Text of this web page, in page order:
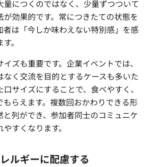
量につくのではなく、少量ずつついて
効果的です。常につきたての状態を
者は「今しか味わえない特別感」を感
。
ズも重要です。企業イベントでは、
なく交流を目的とするケースも多いた
サイズにすることで、食べやすく、
もらえます。複数回おかわりできる形
と列ができ、参加者同士のコミュニケ
すくなります。
ルギーに配慮する